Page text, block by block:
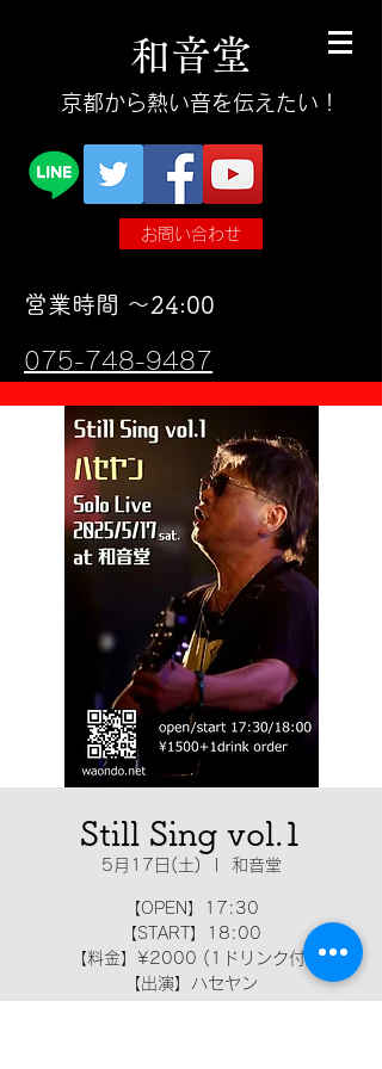
和音堂
​京都から熱い音を伝えたい！
お問い合わせ
​営業時間 〜24:00
075-748-9487
Still Sing vol.1
5月17日(土) 和音堂
【OPEN】17:30
【START】18:00
【料金】¥2000 (1ドリンク付)
【出演】ハセヤン